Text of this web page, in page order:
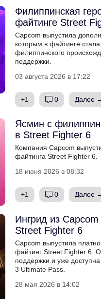
Филиппинская
файтинге Street
Capcom выпустила
которым в файтинге
филиппинского
поддержки.
03 августа 2026 в 17:22
+1 0 Далее
Ясмин с
в Street Fighter 6
Компания Capcom
файтинга Street Fighter 6.
18 июня 2026 в 08:32
+1 0 Далее
Ингрид из
Street Fighter 6
Capcom выпустила
файтинг Street Fighter 6.
поддержки и уже
3 Ultimate Pass.
28 мая 2026 в 14:02